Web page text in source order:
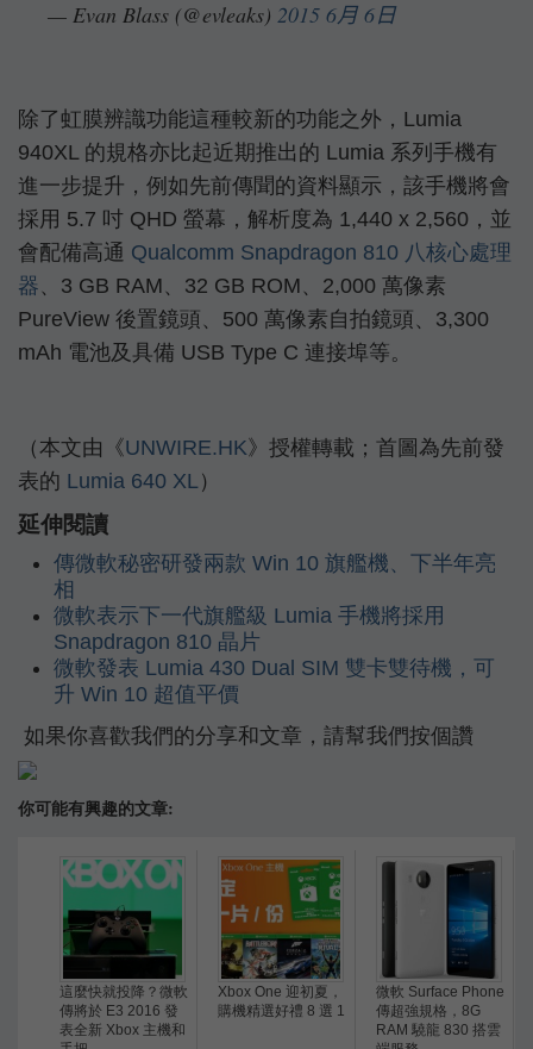
— Evan Blass (@evleaks) 2015 6月 6日
除了虹膜辨識功能這種較新的功能之外，Lumia
940XL 的規格亦比起近期推出的 Lumia 系列手機有
進一步提升，例如先前傳聞的資料顯示，該手機將會
採用 5.7 吋 QHD 螢幕，解析度為 1,440 x 2,560，並
會配備高通 Qualcomm Snapdragon 810 八核心處理
器、3 GB RAM、32 GB ROM、2,000 萬像素
PureView 後置鏡頭、500 萬像素自拍鏡頭、3,300
mAh 電池及具備 USB Type C 連接埠等。
（本文由《UNWIRE.HK》授權轉載；首圖為先前發
表的 Lumia 640 XL）
延伸閱讀
傳微軟秘密研發兩款 Win 10 旗艦機、下半年亮
相
微軟表示下一代旗艦級 Lumia 手機將採用
Snapdragon 810 晶片
微軟發表 Lumia 430 Dual SIM 雙卡雙待機，可
升 Win 10 超值平價
如果你喜歡我們的分享和文章，請幫我們按個讚
你可能有興趣的文章:
這麼快就投降？微軟
傳將於 E3 2016 發
表全新 Xbox 主機和
Xbox One 迎初夏，
購機精選好禮 8 選 1
微軟 Surface Phone
傳超強規格，8G
RAM 驍龍 830 搭雲